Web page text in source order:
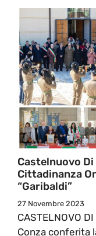
Castelnuovo
Cittadinanza
“Garibaldi”
27 Novembre 2023
CASTELNOVO
Conza conferita